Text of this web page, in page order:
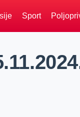
Sport